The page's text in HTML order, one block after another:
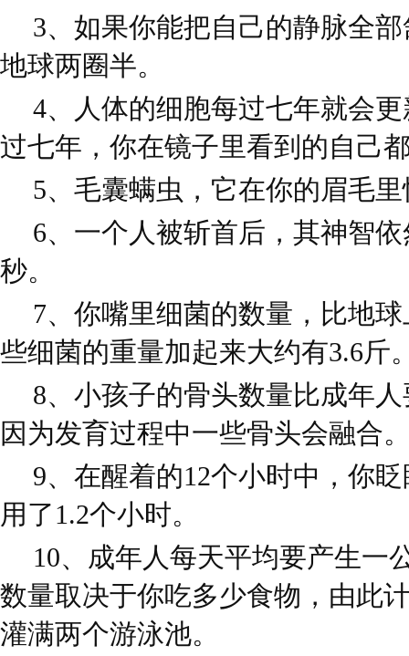
3、如果你能把自己的静脉全
地球两圈半。
4、人体的细胞每过七年就会
过七年，你在镜子里看到的自己
5、毛囊螨虫，它在你的眉毛
6、一个人被斩首后，其神智
秒。
7、你嘴里细菌的数量，比地
些细菌的重量加起来大约有3.6斤
8、小孩子的骨头数量比成年
因为发育过程中一些骨头会融合
9、在醒着的12个小时中，你
用了1.2个小时。
10、成年人每天平均要产生一
数量取决于你吃多少食物，由此
灌满两个游泳池。